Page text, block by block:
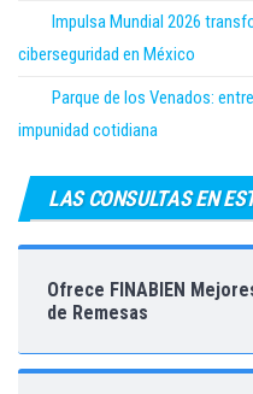
Impulsa Mundial 2026
ciberseguridad en México
Parque de los Venados:
impunidad cotidiana
LAS CONSULTAS EN
Ofrece FINABIEN
de Remesas